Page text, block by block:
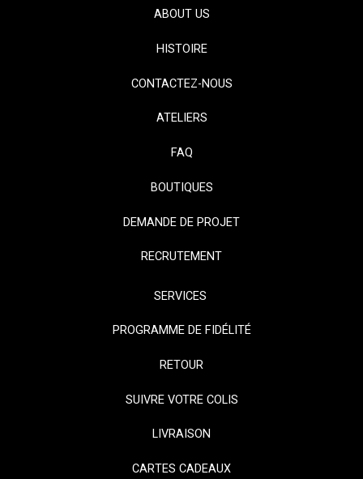
ABOUT US
HISTOIRE
CONTACTEZ-NOUS
ATELIERS
FAQ
BOUTIQUES
DEMANDE DE PROJET
RECRUTEMENT
SERVICES
PROGRAMME DE FIDÉLITÉ
RETOUR
SUIVRE VOTRE COLIS
LIVRAISON
CARTES CADEAUX